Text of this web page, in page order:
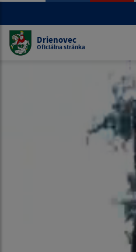
Drienovec
Oficiálna stránka